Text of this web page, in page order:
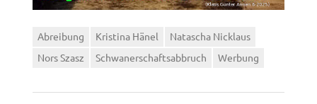
Abreibung Kristina Hänel
Natascha Nicklaus
Nors Szasz
Schwanerschaftsabbruch Werbung